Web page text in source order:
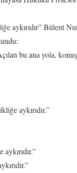
aykırıdır” Bülent
bu ana yola,
aykırıdır.”